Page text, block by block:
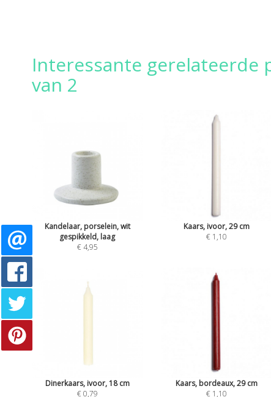
Interessante gerelateerde
van 2
Kandelaar, porselein, wit
gespikkeld, laag
€ 4,95
Kaars, ivoor, 29 cm
€ 1,10
Dinerkaars, ivoor, 18 cm
€ 0,79
Kaars, bordeaux, 29 cm
€ 1,10